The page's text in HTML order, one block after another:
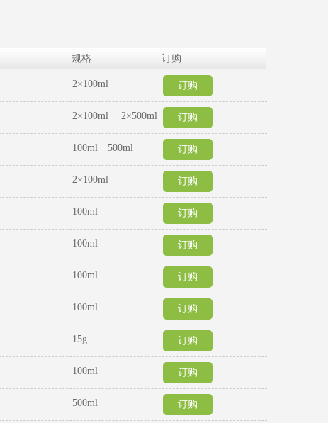
规格 订购
2×100ml 订购
2×100ml 2×500ml 订购
100ml 500ml 订购
2×100ml 订购
100ml 订购
100ml 订购
100ml 订购
100ml 订购
15g 订购
100ml 订购
500ml 订购